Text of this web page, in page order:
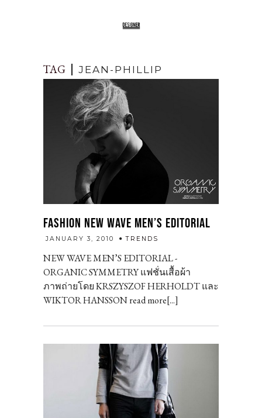
TAG JEAN-PHILLIP
FASHION NEW WAVE MEN’S EDITORIAL
JANUARY 3, 2010 TRENDS
NEW WAVE MEN’S EDITORIAL -
ORGANIC SYMMETRY แฟชั่นเสื้อผ้า
ภาพถ่ายโดย KRSZYSZOF HERHOLDT และ
WIKTOR HANSSON read more[...]